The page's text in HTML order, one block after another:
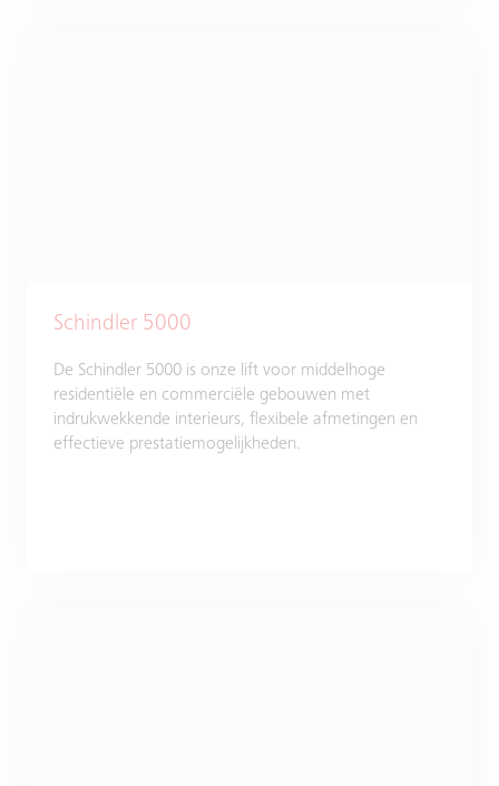
Schindler 5000
De Schindler 5000 is onze lift voor middelhoge
residentiële en commerciële gebouwen met
indrukwekkende interieurs, flexibele afmetingen en
effectieve prestatiemogelijkheden.